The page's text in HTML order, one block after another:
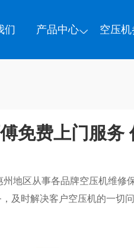
们 产品中心 空压机
免费上门服务
州地区从事各品牌空压机维修
及时解决客户空压机的一切问